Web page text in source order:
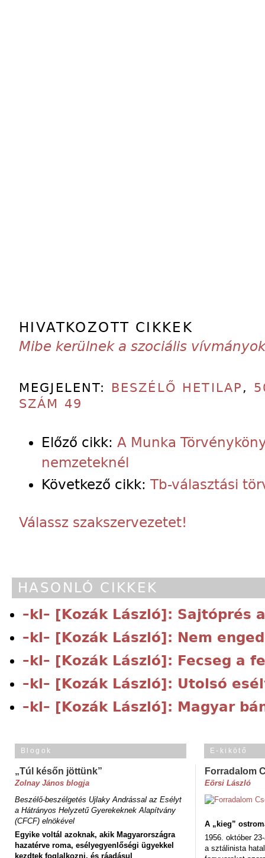
HIVATKOZOTT CIKKEK
Mibe kerülnek a szociális
MEGJELENT: BESZÉLŐ HETILAP ,
SZÁM 49
Előző cikk: A Munka
nemzeteknél
Következő cikk: Tb-választási
Válassz szakszervezetet!
HASONLÓ CIKKEK
–kl– [Kozák László]: Sajtóprés
–kl– [Kozák László]: Nem
–kl– [Kozák László]: Fecseg a
–kl– [Kozák László]: Utolsó
–kl– [Kozák László]: Magyar
Blogok
„Túl későn jöttünk”
Zolnay János blogja
Beszélő-beszélgetés Ujlaky Andrással az Esélyt
a Hátrányos Helyzetű Gyerekeknek Alapítvány
(CFCF) elnökével
Egyike voltál azoknak, akik Magyarországra
hazatérve roma, esélyegyenlőségi ügyekkel
kezdtek foglalkozni, és ráadásul
E-kikötő
Forradalom
Eörsi László
A „kieg”
1956. október
a sztálinista